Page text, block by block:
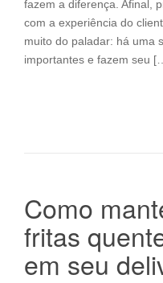
fazem a diferença. Afinal,
com a experiência do
muito do paladar: há uma
importantes e fazem seu
Como
fritas
em seu